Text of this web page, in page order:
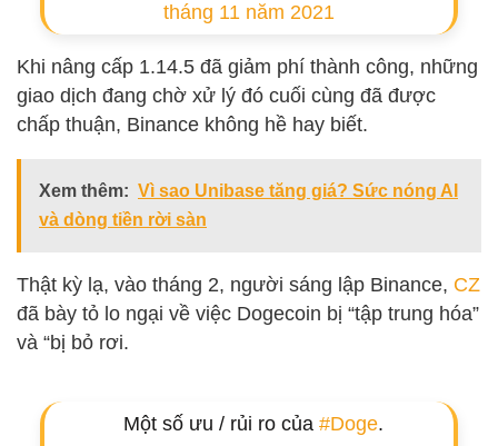
tháng 11 năm 2021
Khi nâng cấp 1.14.5 đã giảm phí thành công, những
giao dịch đang chờ xử lý đó cuối cùng đã được
chấp thuận, Binance không hề hay biết.
Xem thêm: Vì sao Unibase tăng giá? Sức nóng AI
và dòng tiền rời sàn
Thật kỳ lạ, vào tháng 2, người sáng lập Binance, CZ
đã bày tỏ lo ngại về việc Dogecoin bị “tập trung hóa”
và “bị bỏ rơi.
Một số ưu / rủi ro của #Doge.